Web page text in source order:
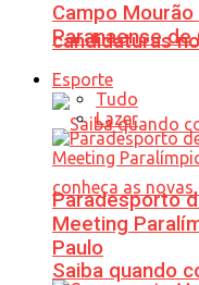
candidaturas
Saiba quando
Campo
Paranaense
Esporte
Tudo
Lazer
Paradesporto
Meeting
Paulo